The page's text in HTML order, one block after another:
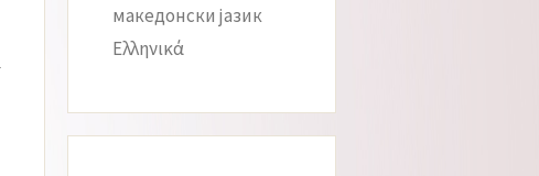
македонски јазик
Ελληνικά